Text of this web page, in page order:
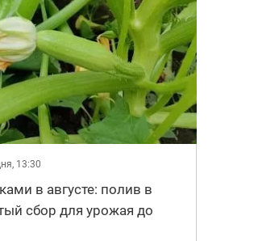
13:30
в августе: полив в
сбор для урожая до